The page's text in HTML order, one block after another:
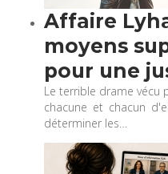
Affaire
moyens
pour une
Le terrible drame vécu
chacune et chacun
déterminer les…